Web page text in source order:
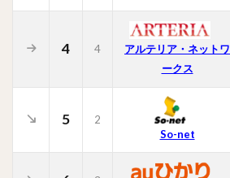
4 4
アルテリア・ネットワ
ークス
5
2
So-net